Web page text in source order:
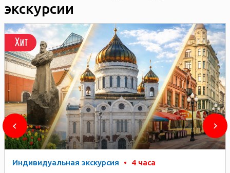
экскурсии
Хит
Индивидуальная экскурсия • 4 часа